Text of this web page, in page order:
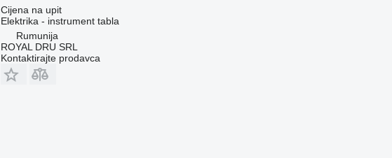
Cijena na upit
Elektrika - instrument tabla
Rumunija
ROYAL DRU SRL
Kontaktirajte prodavca